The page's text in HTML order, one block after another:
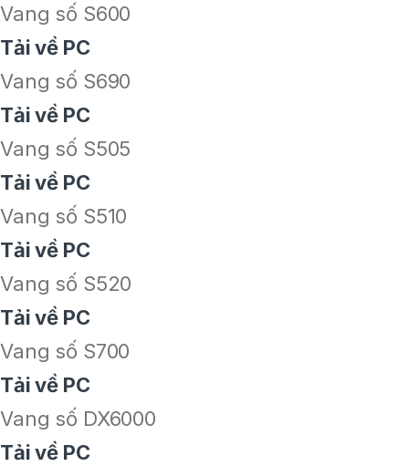
Vang số S600
Tải về PC
Vang số S690
Tải về PC
Vang số S505
Tải về PC
Vang số S510
Tải về PC
Vang số S520
Tải về PC
Vang số S700
Tải về PC
Vang số DX6000
Tải về PC